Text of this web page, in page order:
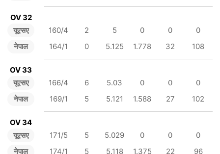
OV 32
यूएसए
नेपाल
160/4 2 5 0 0
0
164/1
0 5.125 1.778 32 108
OV 33
यूएसए
नेपाल
166/4 6 5.03 0 0
0
169/1
5 5.121 1.588 27 102
OV 34
यूएसए
नेपाल
171/5 5 5.029 0 0
0
174/1
5 5.118 1.375 22 96